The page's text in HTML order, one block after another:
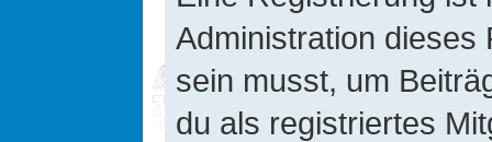
Administration dieses
sein musst, um
du als registriertes